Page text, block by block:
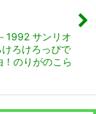
1992 サンリオ
ろけろっぴで
のりがのこら